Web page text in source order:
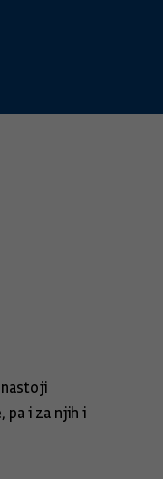
nastoji
pa i za njih i